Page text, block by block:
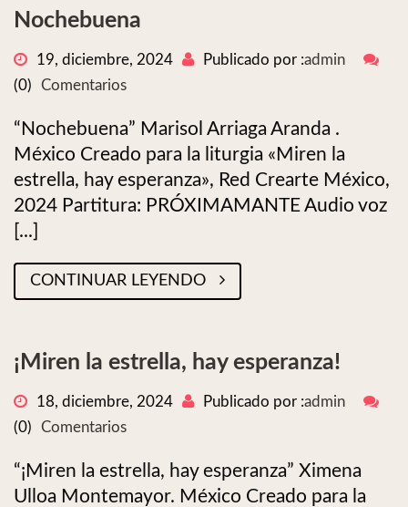
Nochebuena
19, diciembre, 2024 Publicado por :admin
(0)
Comentarios
“Nochebuena” Marisol Arriaga Aranda .
México Creado para la liturgia «Miren la
estrella, hay esperanza», Red Crearte México,
2024 Partitura: PRÓXIMAMANTE Audio voz
[...]
CONTINUAR LEYENDO
¡Miren la estrella, hay esperanza!
18, diciembre, 2024 Publicado por :admin
(0)
Comentarios
“¡Miren la estrella, hay esperanza” Ximena
Ulloa Montemayor. México Creado para la